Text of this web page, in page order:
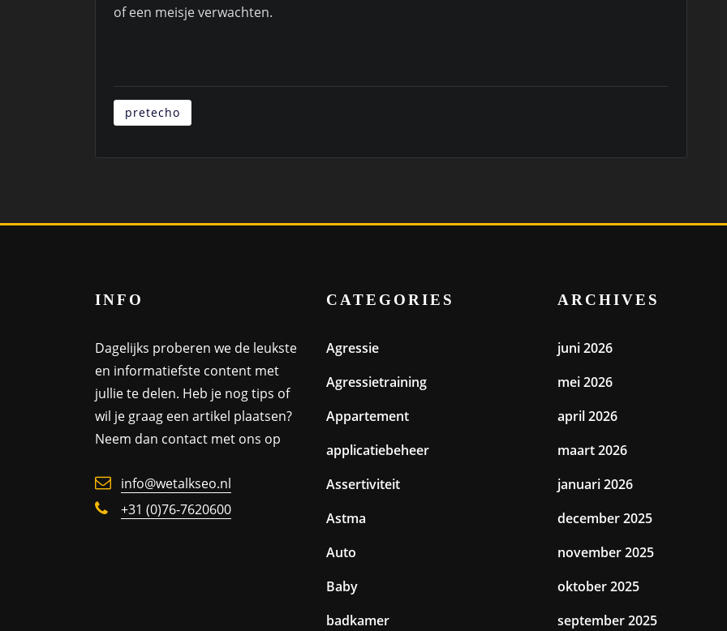
of een meisje verwachten.
pretecho
INFO
Dagelijks proberen we de leukste
en informatiefste content met
jullie te delen. Heb je nog tips of
wil je graag een artikel plaatsen?
Neem dan contact met ons op
info@wetalkseo.nl
+31 (0)76-7620600
CATEGORIES
Agressie
Agressietraining
Appartement
applicatiebeheer
Assertiviteit
Astma
Auto
Baby
badkamer
ARCHIVES
juni 2026
mei 2026
april 2026
maart 2026
januari 2026
december 2025
november 2025
oktober 2025
september 2025